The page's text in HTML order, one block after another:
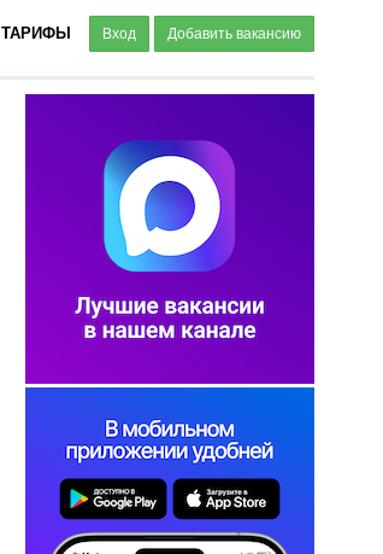
ТАРИФЫ Вход Добавить вакансию